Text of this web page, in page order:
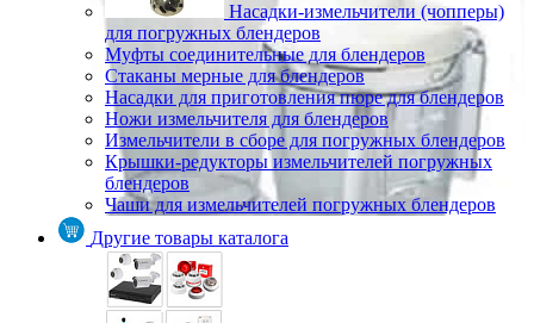
Насадки-измельчители (чопперы)
для погружных блендеров
Муфты соединительные для блендеров
Стаканы мерные для блендеров
Насадки для приготовления пюре для блендеров
Ножи измельчителя для блендеров
Измельчители в сборе для погружных блендеров
Крышки-редукторы измельчителей погружных
блендеров
Чаши для измельчителей погружных блендеров
Другие товары каталога